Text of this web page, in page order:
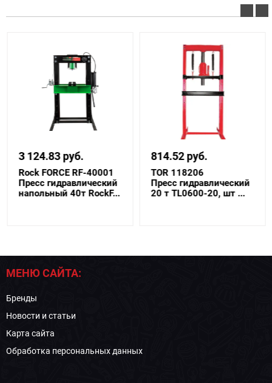
3 124.83 руб.
Rock FORCE RF-40001
Пресс гидравлический
напольный 40т RockF...
814.52 руб.
TOR 118206
Пресс гидравлический
20 т TL0600-20, шт ...
МЕНЮ САЙТА:
Бренды
Новости и статьи
Карта сайта
Обработка персональных данных